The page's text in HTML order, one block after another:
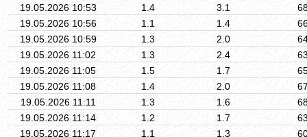
19.05.2026 10:53
1.4 3.1
19.05.2026 10:56
1.1 1.4
19.05.2026 10:59
1.3 2.0
19.05.2026 11:02
1.3 2.4
19.05.2026 11:05
1.5 1.7
19.05.2026 11:08
1.4 2.0
19.05.2026 11:11
1.3 1.6
19.05.2026 11:14
1.2 1.7
19.05.2026 11:17
1.1 1.3